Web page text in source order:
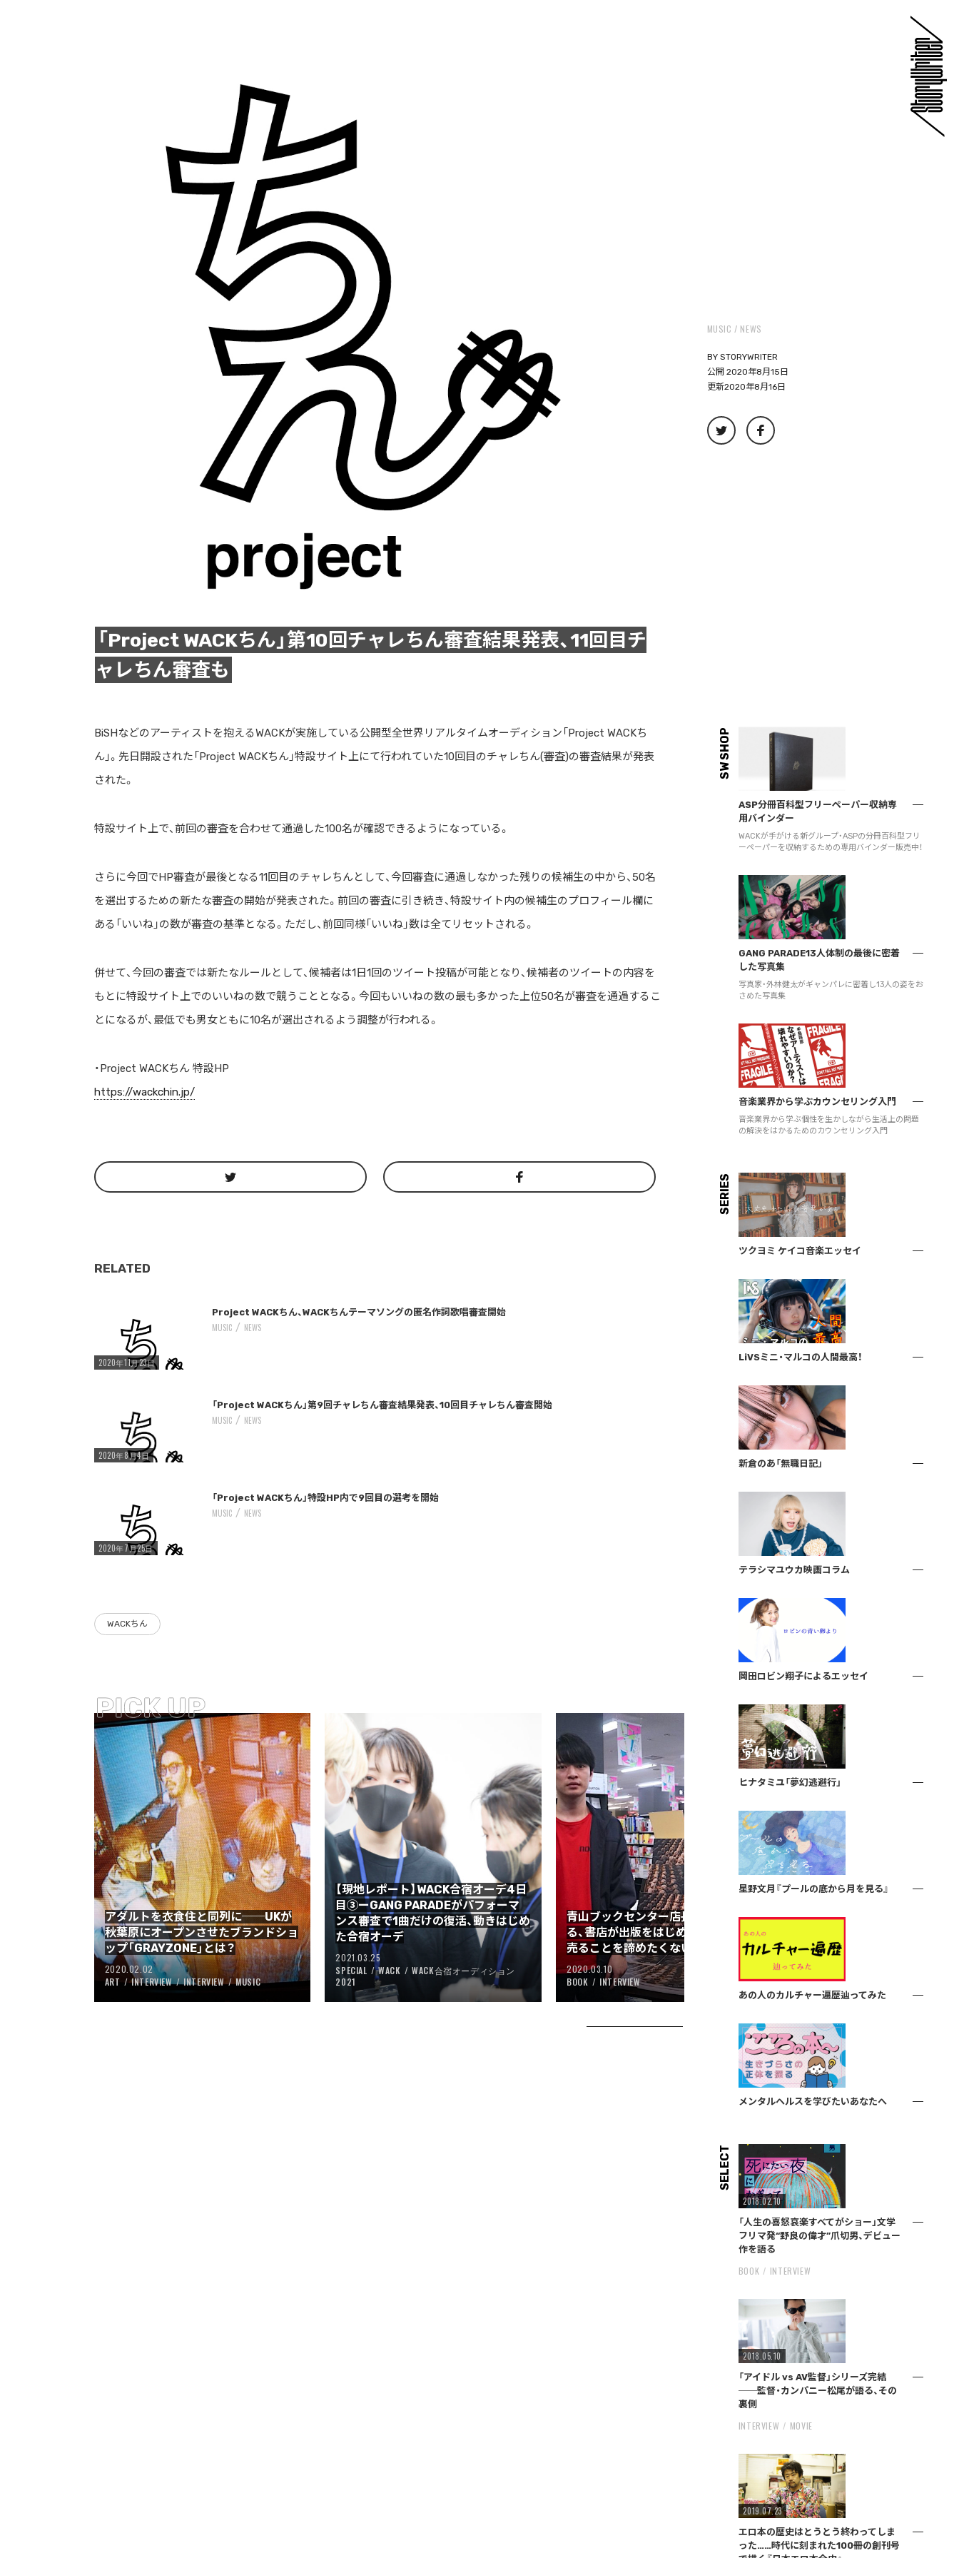
ストリートを愛するカルチャー・マガジン
「Project WACKちん」第10回チャレちん審査結果発表、11回目チ
ャレちん審査も
MUSIC NEWS
BY STORYWRITER
公開 2020年8月15日
更新2020年8月16日
BiSHなどのアーティストを抱えるWACKが実施している公開型全世界リアルタイムオーディション「Project WACKち
ん」。先日開設された「Project WACKちん」特設サイト上にて行われていた10回目のチャレちん(審査)の審査結果が発表
された。
特設サイト上で、前回の審査を合わせて通過した100名が確認できるようになっている。
さらに今回でHP審査が最後となる11回目のチャレちんとして、今回審査に通過しなかった残りの候補生の中から、50名
を選出するための新たな審査の開始が発表された。前回の審査に引き続き、特設サイト内の候補生のプロフィール欄に
ある「いいね」の数が審査の基準となる。ただし、前回同様「いいね」数は全てリセットされる。
併せて、今回の審査では新たなルールとして、候補者は1日1回のツイート投稿が可能となり、候補者のツイートの内容を
もとに特設サイト上でのいいねの数で競うこととなる。今回もいいねの数の最も多かった上位50名が審査を通過するこ
とになるが、最低でも男女ともに10名が選出されるよう調整が行われる。
・Project WACKちん 特設HP
https://wackchin.jp/
RELATED
Project WACKちん、WACKちんテーマソングの匿名作詞歌唱審査開始
2020年11月23日
MUSIC NEWS
「Project WACKちん」第9回チャレちん審査結果発表、10回目チャレちん審査開始
2020年8月4日
MUSIC NEWS
「Project WACKちん」特設HP内で9回目の選考を開始
2020年7月25日
MUSIC NEWS
WACKちん
アダルトを衣食住と同列に──UKが
秋葉原にオープンさせたブランドショ
ップ「GRAYZONE」とは？
2020.02.02
ART
INTERVIEW INTERVIEW MUSIC
【現地レポート】WACK合宿オーデ4日
目③ーGANG PARADEがパフォーマ
ンス審査で1曲だけの復活、動きはじめ
た合宿オーデ
2021.03.25
SPECIAL
WACK
WACK合宿オーディション
2021
青山ブックセンター店長・山下優が語
る、書店が出版をはじめた理由「本を
売ることを諦めたくない」
2020.03.10
BOOK
INTERVIEW
壊れていく出版業界で、飄々と
現在──北尾修一に訊く
2020.03.13
BOOK
INTERVIEW
SW SHOP
ASP分冊百科型フリーペーパー収納専
用バインダー
WACKが手がける新グループ・ASPの分冊百科型フリ
ーペーパーを収納するための専用バインダー販売中！
GANG PARADE13人体制の最後に密着
した写真集
写真家・外林健太がギャンパレに密着し13人の姿をお
さめた写真集
音楽業界から学ぶカウンセリング入門
音楽業界から学ぶ個性を生かしながら生活上の問題
の解決をはかるためのカウンセリング入門
SERIES
ツクヨミ ケイコ音楽エッセイ
LiVSミニ・マルコの人間最高！
新倉のあ「無職日記」
テラシマユウカ映画コラム
岡田ロビン翔子によるエッセイ
ヒナタミユ「夢幻逃避行」
星野文月『プールの底から月を見る』
あの人のカルチャー遍歴辿ってみた
メンタルヘルスを学びたいあなたへ
SELECT
2018.02.10
「人生の喜怒哀楽すべてがショー」文学
フリマ発“野良の偉才”爪切男、デビュー
作を語る
BOOK INTERVIEW
2018.05.10
「アイドル vs AV監督」シリーズ完結
──監督・カンパニー松尾が語る、その
裏側
INTERVIEW MOVIE
2019.07.23
エロ本の歴史はとうとう終わってしま
った……時代に刻まれた100冊の創刊号